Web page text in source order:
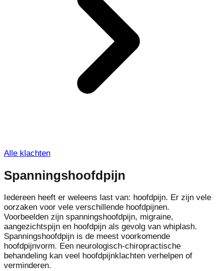
Alle klachten
Spanningshoofdpijn
Iedereen heeft er weleens last van: hoofdpijn. Er zijn vele
oorzaken voor vele verschillende hoofdpijnen.
Voorbeelden zijn spanningshoofdpijn, migraine,
aangezichtspijn en hoofdpijn als gevolg van whiplash.
Spanningshoofdpijn is de meest voorkomende
hoofdpijnvorm. Een neurologisch-chiropractische
behandeling kan veel hoofdpijnklachten verhelpen of
verminderen.